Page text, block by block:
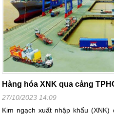
Hàng hóa XNK qua cảng
27/10/2023 14:09
Kim ngạch xuất nhập khẩu